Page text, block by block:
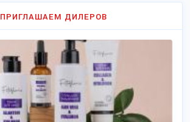
ПРИГЛАШАЕМ ДИЛЕРОВ